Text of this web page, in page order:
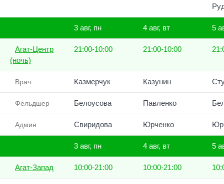
3 авг, пн 4 авг, вт 5
Агат-Центр
(ночь)
21:00-10:00 21:00-10:00
Врач Казмерчук Казунин
Фельдшер Белоусова Павленко
Админ Свиридова Юрченко
3 авг, пн 4 авг, вт 5
Агат-Запад 10:00-21:00 10:00-21:00